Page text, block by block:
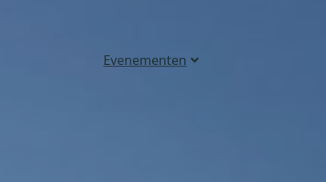
Evenementen